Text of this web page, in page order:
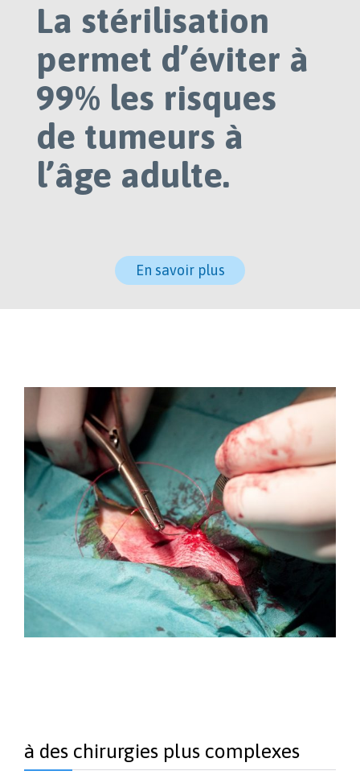
La stérilisation
permet d’éviter à
99% les risques
de tumeurs à
l’âge adulte.
En savoir plus
à des chirurgies plus complexes